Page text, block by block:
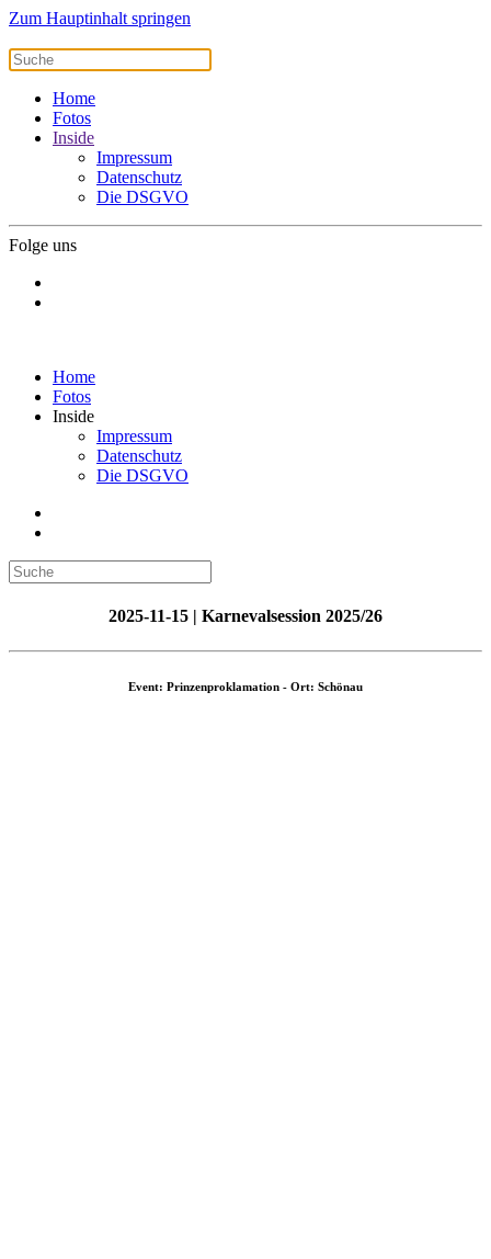
Zum Hauptinhalt springen
Home
Fotos
Inside
Impressum
Datenschutz
Die DSGVO
Folge uns
Home
Fotos
Inside
Impressum
Datenschutz
Die DSGVO
2025-11-15 | Karnevalsession 2025/26
Event: Prinzenproklamation - Ort: Schönau